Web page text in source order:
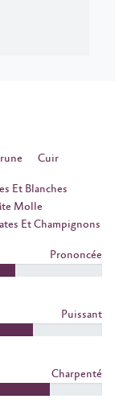
Cuir
Et Blanches
Molle
Et Champignons
Prononcée
Puissant
Charpenté